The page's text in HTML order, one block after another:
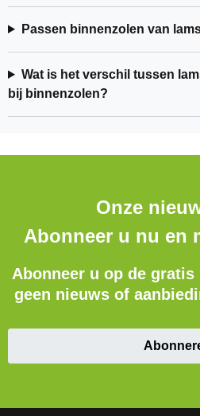
Passen binnenzolen van
Wat is het verschil tussen
bij binnenzolen?
Onze
Abonneer u nu en
Abonneer u op de
geen nieuws of